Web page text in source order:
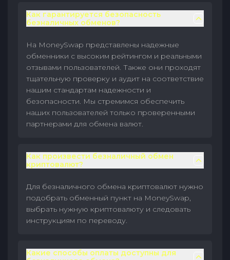
Как гарантируется безопасность
безналичных обменов?
На MoneySwap представлены надежные
обменники с высоким рейтингом и реальными
отзывами пользователей. Также они проходят
тщательную проверку и аудит на соответствие
нашим стандартам надежности и
безопасности. Мы стремимся обеспечить
наших пользователей только проверенными
партнерами для обмена валют.
Как произвести безналичный обмен
криптовалют?
Для безналичного обмена криптовалют нужно
подобрать обменный пункт на MoneySwap,
выбрать нужную криптовалюту и следовать
инструкциям по переводу.
Какие способы оплаты доступны для